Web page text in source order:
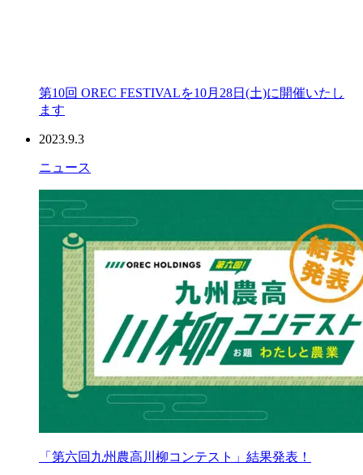
第10回 OREC FESTIVALを10月28日(土)に開催いたし
ます
2023.9.3
ニュース
「第六回九州農高川柳コンテスト」結果発表！